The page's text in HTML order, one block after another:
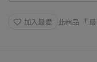
加入最愛 此商品 「